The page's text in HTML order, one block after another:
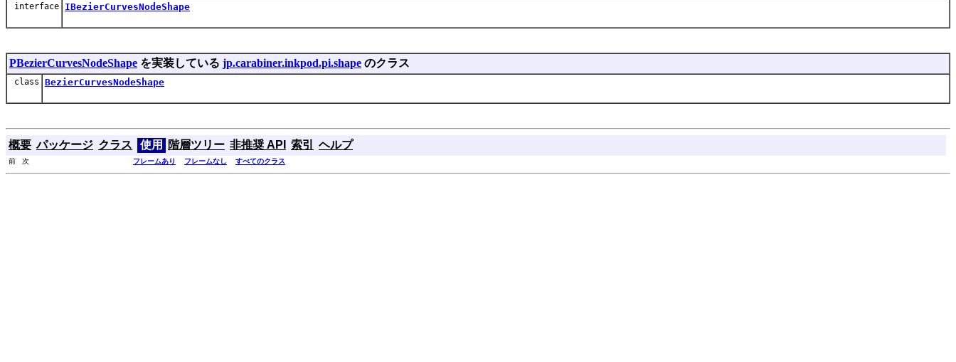
interface IBezierCurvesNodeShape
PBezierCurvesNodeShape を実装している jp.carabiner.inkpod.pi.shape のクラス
class BezierCurvesNodeShape
概要 パッケージ クラス 使用 階層ツリー 非推奨 API 索引 ヘルプ
前 次 フレームあり フレームなし すべてのクラス